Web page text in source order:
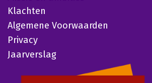
Klachten
Algemene Voorwaarden
Privacy
Jaarverslag